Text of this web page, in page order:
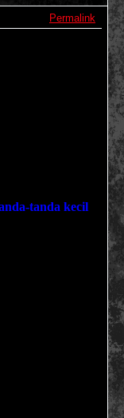
Permalink
tanda kecil